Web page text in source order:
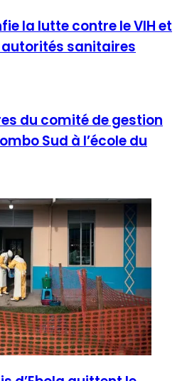
la lutte contre le VIH et
sanitaires
du comité de gestion
Sud à l’école du